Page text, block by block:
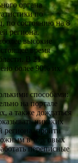
органа
по
по состоянию на 8
региона,
высокие
время
В 21
более 90% их
способами:
на портале
а также дождаться
никаких
региона, пройти
в торговых
переписные